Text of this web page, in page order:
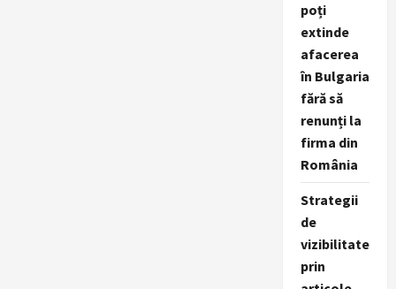
poți
extinde
afacerea
în Bulgaria
fără să
renunți la
firma din
România
Strategii
de
vizibilitate
prin